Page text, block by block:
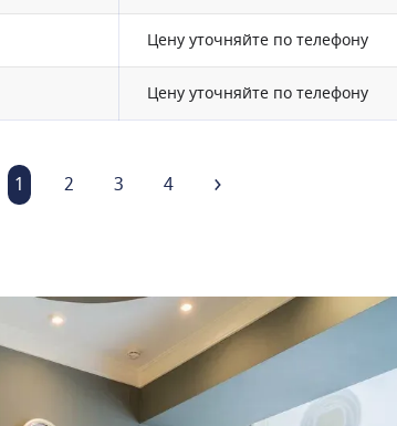
Цену уточняйте по телефону
Цену уточняйте по телефону
1 2 3 4